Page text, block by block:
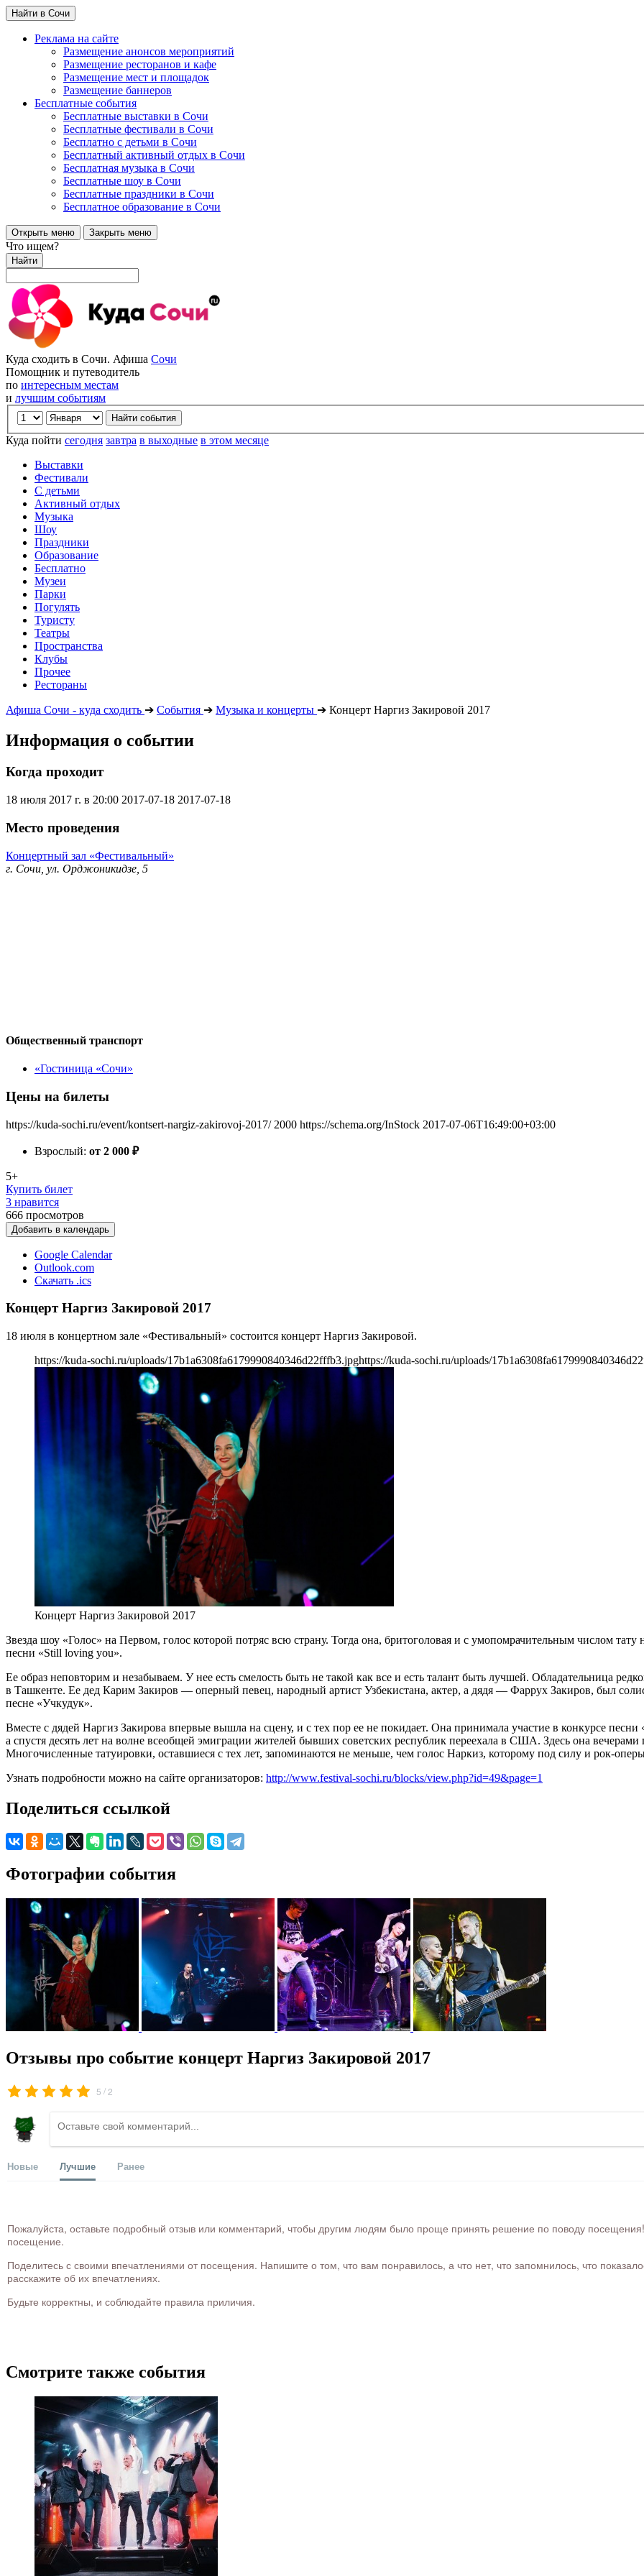
Найти в Сочи
Реклама на сайте
Размещение анонсов мероприятий
Размещение ресторанов и кафе
Размещение мест и площадок
Размещение баннеров
Бесплатные события
Бесплатные выставки в Сочи
Бесплатные фестивали в Сочи
Бесплатно с детьми в Сочи
Бесплатный активный отдых в Сочи
Бесплатная музыка в Сочи
Бесплатные шоу в Сочи
Бесплатные праздники в Сочи
Бесплатное образование в Сочи
Открыть меню Закрыть меню
Что ищем?
Найти
Куда сходить в Сочи. Афиша Сочи
Помощник и путеводитель
по интересным местам
и лучшим событиям
Куда пойти сегодня завтра в выходные в этом месяце
Выставки
Фестивали
С детьми
Активный отдых
Музыка
Шоу
Праздники
Образование
Бесплатно
Музеи
Парки
Погулять
Туристу
Театры
Пространства
Клубы
Прочее
Рестораны
Афиша Сочи - куда сходить ➔ События ➔ Музыка и концерты ➔ Концерт Наргиз Закировой 2017
Информация о событии
Когда проходит
18 июля 2017 г. в 20:00 2017-07-18 2017-07-18
Место проведения
Концертный зал «Фестивальный»
г. Сочи, ул. Орджоникидзе, 5
Общественный транспорт
«Гостиница «Сочи»
Цены на билеты
https://kuda-sochi.ru/event/kontsert-nargiz-zakirovoj-2017/ 2000 https://schema.org/InStock 2017-07-06T16:49:00+03:00
Взрослый: от 2 000 ₽
5+
Купить билет
3 нравится
666 просмотров
Добавить в календарь
Google Calendar
Outlook.com
Скачать .ics
Концерт Наргиз Закировой 2017
18 июля в концертном зале «Фестивальный» состоится концерт Наргиз Закировой.
https://kuda-sochi.ru/uploads/17b1a6308fa6179990840346d22fffb3.jpghttps://kuda-sochi.ru/uploads/
Концерт Наргиз Закировой 2017
Звезда шоу «Голос» на Первом, голос которой потряс всю страну. Тогда она, бритоголовая и с умопомрачительным числом
песни «Still loving you».
Ее образ неповторим и незабываем. У нее есть смелость быть не такой как все и есть талант быть лучшей. Обладательница
в Ташкенте. Ее дед Карим Закиров — оперный певец, народный артист Узбекистана, актер, а дядя — Фаррух Закиров, был
песне «Учкудук».
Вместе с дядей Наргиз Закирова впервые вышла на сцену, и с тех пор ее не покидает. Она принимала участие в конкурсе
а спустя десять лет на волне всеобщей эмиграции жителей бывших советских республик переехала в США. Здесь она вечерами
Многочисленные татуировки, оставшиеся с тех лет, запоминаются не меньше, чем голос Наркиз, которому под силу и рок-
Узнать подробности можно на сайте организаторов: http://www.festival-sochi.ru/blocks/view.php?id=49&page=1
Поделиться ссылкой
Фотографии события
Отзывы про событие концерт Наргиз Закировой 2017
5 /2
Новые Лучшие Ранее
Пожалуйста, оставьте подробный отзыв или комментарий, чтобы другим людям было проще принять решение по поводу посещения!
посещение.
Поделитесь с своими впечатлениями от посещения. Напишите о том, что вам понравилось, а что нет, что запомнилось, что
расскажите об их впечатлениях.
Будьте корректны, и соблюдайте правила приличия.
Смотрите также события